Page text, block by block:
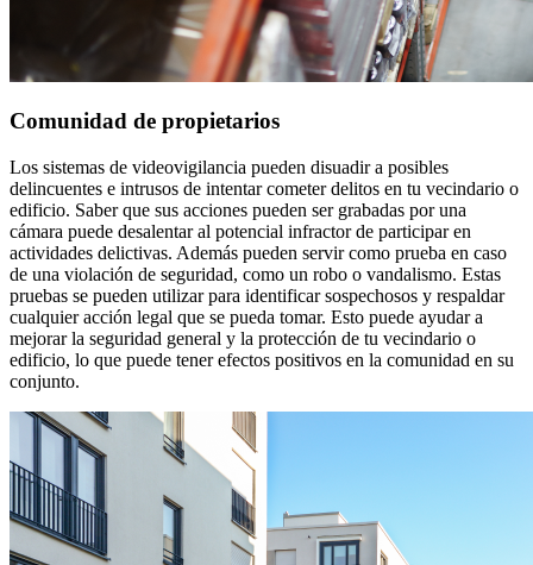
Comunidad de propietarios
Los sistemas de videovigilancia pueden disuadir a posibles
delincuentes e intrusos de intentar cometer delitos en tu vecindario o
edificio. Saber que sus acciones pueden ser grabadas por una
cámara puede desalentar al potencial infractor de participar en
actividades delictivas. Además pueden servir como prueba en caso
de una violación de seguridad, como un robo o vandalismo. Estas
pruebas se pueden utilizar para identificar sospechosos y respaldar
cualquier acción legal que se pueda tomar. Esto puede ayudar a
mejorar la seguridad general y la protección de tu vecindario o
edificio, lo que puede tener efectos positivos en la comunidad en su
conjunto.